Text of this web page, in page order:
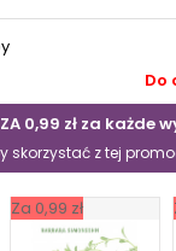
Do
ZA 0,99 zł za
skorzystać z tej
Za 0,99 zł